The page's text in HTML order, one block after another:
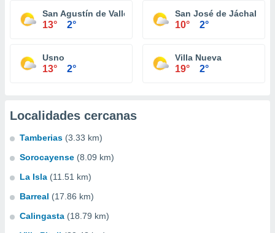
San Agustín de Valle Fertíl
13° 2°
San José de Jáchal
10° 2°
Usno
13° 2°
Villa Nueva
19° 2°
Localidades cercanas
Tamberias (3.33 km)
Sorocayense (8.09 km)
La Isla (11.51 km)
Barreal (17.86 km)
Calingasta (18.79 km)